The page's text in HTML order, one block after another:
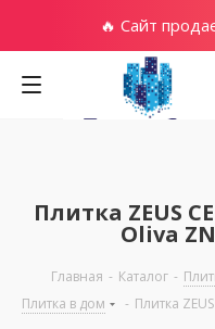
🔥 Сайт
Плитка ZEUS
Oliva
Главная - Каталог -
Плитка в дом
- Плитка